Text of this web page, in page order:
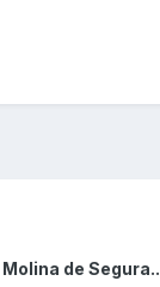
de Segura..